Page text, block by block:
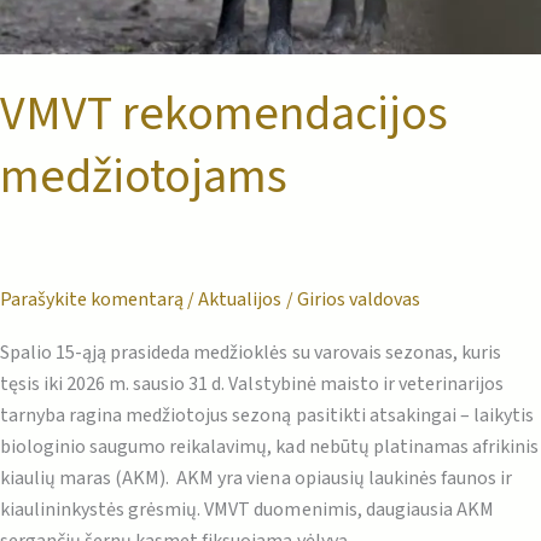
VMVT rekomendacijos
medžiotojams
Parašykite komentarą /Aktualijos /Girios valdovas
Spalio 15-ąją prasideda medžioklės su varovais sezonas, kuris
tęsis iki 2026 m. sausio 31 d. Valstybinė maisto ir veterinarijos
tarnyba ragina medžiotojus sezoną pasitikti atsakingai – laikytis
biologinio saugumo reikalavimų, kad nebūtų platinamas afrikinis
kiaulių maras (AKM). AKM yra viena opiausių laukinės faunos ir
kiaulininkystės grėsmių. VMVT duomenimis, daugiausia AKM